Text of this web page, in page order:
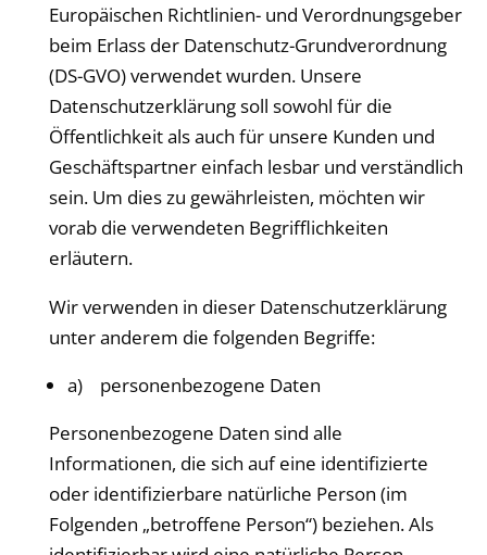
Europäischen Richtlinien- und Verordnungsgeber
beim Erlass der Datenschutz-Grundverordnung
(DS-GVO) verwendet wurden. Unsere
Datenschutzerklärung soll sowohl für die
Öffentlichkeit als auch für unsere Kunden und
Geschäftspartner einfach lesbar und verständlich
sein. Um dies zu gewährleisten, möchten wir
vorab die verwendeten Begrifflichkeiten
erläutern.
Wir verwenden in dieser Datenschutzerklärung
unter anderem die folgenden Begriffe:
a) personenbezogene Daten
Personenbezogene Daten sind alle
Informationen, die sich auf eine identifizierte
oder identifizierbare natürliche Person (im
Folgenden „betroffene Person“) beziehen. Als